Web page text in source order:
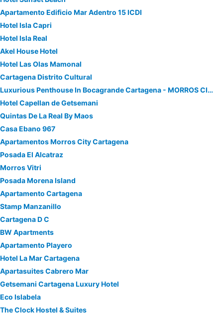
Apartamento Edificio Mar Adentro 15 ICDI
Hotel Isla Capri
Hotel Isla Real
Akel House Hotel
Hotel Las Olas Mamonal
Cartagena Distrito Cultural
Luxurious Penthouse In Bocagrande Cartagena - MORROS CITY
Hotel Capellan de Getsemani
Quintas De La Real By Maos
Casa Ebano 967
Apartamentos Morros City Cartagena
Posada El Alcatraz
Morros Vitri
Posada Morena Island
Apartamento Cartagena
Stamp Manzanillo
Cartagena D C
BW Apartments
Apartamento Playero
Hotel La Mar Cartagena
Apartasuites Cabrero Mar
Getsemani Cartagena Luxury Hotel
Eco Islabela
The Clock Hostel & Suites